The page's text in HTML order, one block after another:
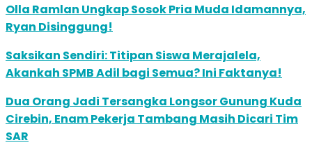
Olla Ramlan Ungkap Sosok Pria Muda Idamannya,
Ryan Disinggung!
Saksikan Sendiri: Titipan Siswa Merajalela,
Akankah SPMB Adil bagi Semua? Ini Faktanya!
Dua Orang Jadi Tersangka Longsor Gunung Kuda
Cirebin, Enam Pekerja Tambang Masih Dicari Tim
SAR